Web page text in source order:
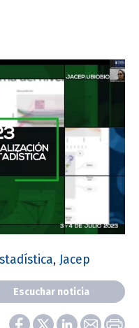
, Jacep
Escuchar noticia